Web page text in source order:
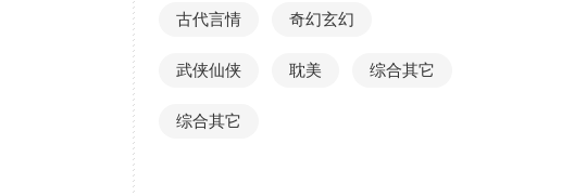
古代言情 奇幻玄幻
武侠仙侠 耽美 综合其它
综合其它